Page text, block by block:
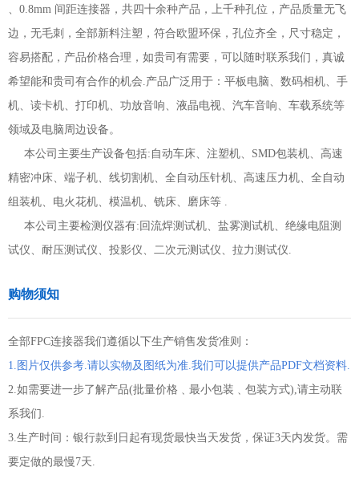
、0.8mm 间距连接器，共四十余种产品，上千种孔位，产品质量无飞
边，无毛刺，全部新料注塑，符合欧盟环保，孔位齐全，尺寸稳定，
容易搭配，产品价格合理，如贵司有需要，可以随时联系我们，真诚
希望能和贵司有合作的机会.产品广泛用于：平板电脑、数码相机、手
机、读卡机、打印机、功放音响、液晶电视、汽车音响、车载系统等
领域及电脑周边设备。
本公司主要生产设备包括:自动车床、注塑机、SMD包装机、高速
精密冲床、端子机、线切割机、全自动压针机、高速压力机、全自动
组装机、电火花机、模温机、铣床、磨床等 .
本公司主要检测仪器有:回流焊测试机、盐雾测试机、绝缘电阻测
试仪、耐压测试仪、投影仪、二次元测试仪、拉力测试仪.
购物须知
全部FPC连接器我们遵循以下生产销售发货准则：
1.图片仅供参考.请以实物及图纸为准.我们可以提供产品PDF文档资料.
2.如需要进一步了解产品(批量价格﹑最小包装﹑包装方式),请主动联
系我们.
3.生产时间：银行款到日起有现货最快当天发货，保证3天内发货。需
要定做的最慢7天.